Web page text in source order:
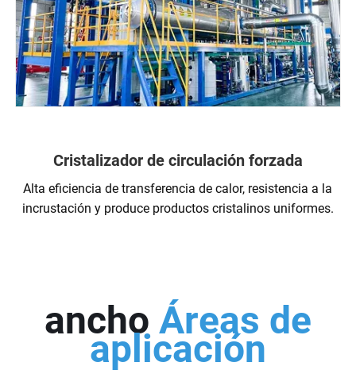
Cristalizador de circulación forzada
Alta eficiencia de transferencia de calor, resistencia a la
incrustación y produce productos cristalinos uniformes.
ancho Áreas de
aplicación